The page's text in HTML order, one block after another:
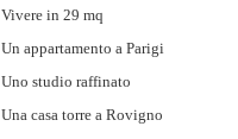
Vivere in 29 mq
Un appartamento a Parigi
Uno studio raffinato
Una casa torre a Rovigno